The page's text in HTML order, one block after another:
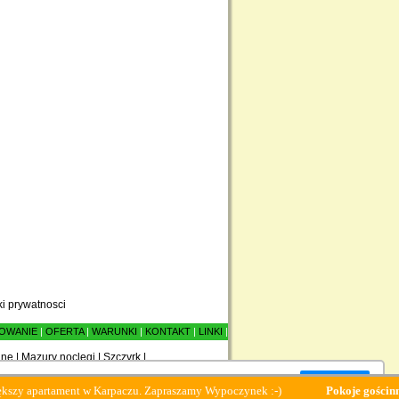
prywatnosci
| OFERTA| WARUNKI | KONTAKT | LINKI |
|Mazury noclegi|Szczyrk|
w Karpaczu. Zapraszamy Wypoczynek :-) Pokoje gościnne Polonez